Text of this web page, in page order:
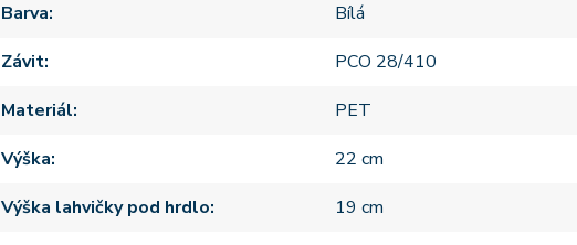
Barva
Bílá
Závit
PCO 28/410
Materiál
PET
Výška
22 cm
Výška lahvičky pod hrdlo
19 cm